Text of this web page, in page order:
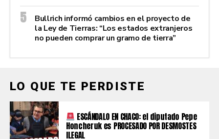
Bullrich informó cambios en el proyecto de
la Ley de Tierras: “Los estados extranjeros
no pueden comprar un gramo de tierra”
LO QUE TE PERDISTE
ESCÁNDALO EN CHACO: el diputado Pepe
Honcheruk es PROCESADO POR DESMOSTES
ILEGAL